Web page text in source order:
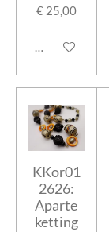
€ 25,00
In winkelwagen
KKor01
2626:
Aparte
ketting